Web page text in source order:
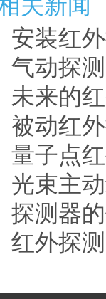
关新闻
安装红
气动探
未来的
被动红
量子点
光束主
探测器
红外探